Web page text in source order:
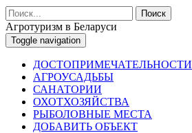
Поиск
Агротуризм в Беларуси
Toggle navigation
ДОСТОПРИМЕЧАТЕЛЬНОСТИ
АГРОУСАДЬБЫ
САНАТОРИИ
ОХОТХОЗЯЙСТВА
РЫБОЛОВНЫЕ МЕСТА
ДОБАВИТЬ ОБЪЕКТ